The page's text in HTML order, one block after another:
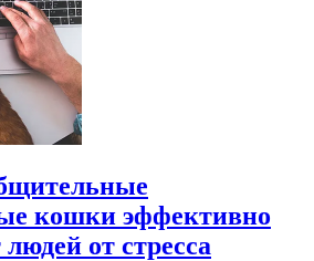
кошки эффективно
от стресса